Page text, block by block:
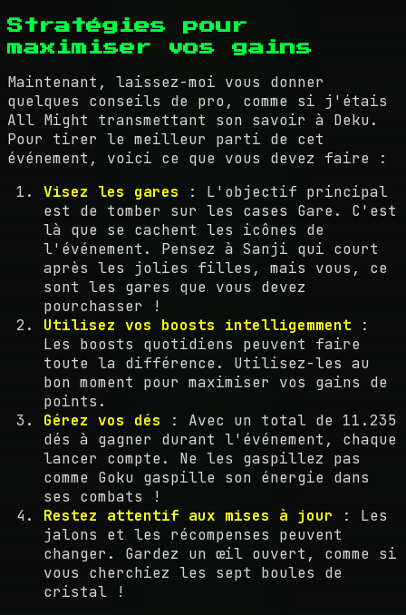
Stratégies pour
maximiser vos gains
Maintenant, laissez-moi vous donner
quelques conseils de pro, comme si j'étais
All Might transmettant son savoir à Deku.
Pour tirer le meilleur parti de cet
événement, voici ce que vous devez faire :
Visez les gares : L'objectif principal
est de tomber sur les cases Gare. C'est
là que se cachent les icônes de
l'événement. Pensez à Sanji qui court
après les jolies filles, mais vous, ce
sont les gares que vous devez
pourchasser !
Utilisez vos boosts intelligemment :
Les boosts quotidiens peuvent faire
toute la différence. Utilisez-les au
bon moment pour maximiser vos gains de
points.
Gérez vos dés : Avec un total de 11.235
dés à gagner durant l'événement, chaque
lancer compte. Ne les gaspillez pas
comme Goku gaspille son énergie dans
ses combats !
Restez attentif aux mises à jour : Les
jalons et les récompenses peuvent
changer. Gardez un œil ouvert, comme si
vous cherchiez les sept boules de
cristal !